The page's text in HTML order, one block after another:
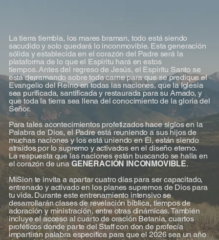
La tierra tiembla, los mares braman, todo está siendo
sacudido y solo quedará lo inconmovible. Esta generación
sólida y establecida en el corazón del Padre será la
plataforma de lo que el Espíritu hará en estos
tiempos. Antes del regreso de Jesús, el Espíritu Santo se
está derramando sobre toda carne para que se predique el
Evangelio del Reino en todas las naciones, que la Iglesia
sea purificada, santificada y restaurada para su Amado, y
que toda la tierra sea llena del conocimiento de la gloria del
Señor.
Para tales acontecimientos profetizados hace siglos en la
Palabra de Dios, el Padre está reuniendo a sus hijos de
muchas naciones y los está uniendo en Él, están siendo
atraídos por lo supremo y activados en el diseño eterno.
La respuesta que las naciones están buscando se halla en
el corazón de unaGENERACIÓN INCONMOVIBLE.
MiSion te invita a apartar cuatro días para ser capacitado,
entrenado y activado en los planes supremos de Dios para
tu vida. Durante este entrenamiento intensivo se
desarrollarán clases de revelación bíblica, tiempos de
adoración y ministración, entre otras dinámicas. También
incluye el acceso al cuarto de oración Betania, cuartos
proféticos donde parte del Staff con don de profecía
impartirán palabra específica para que el 2026 sea un año